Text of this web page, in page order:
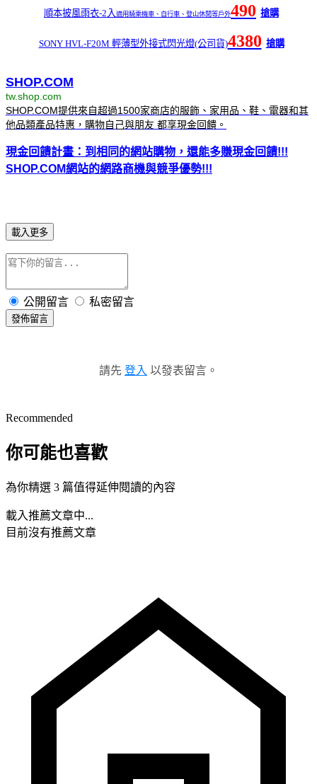
順本披風雨衣-2入 適用騎乘機車、自行車、登山休閒等戶外490 搶購
SONY HVL-F20M 輕薄型外接式閃光燈(公司貨)4380 搶購
SHOP.COM
tw.shop.com
SHOP.COM提供來自超過1500家商店的服飾、家用品、鞋、電器和其
他品類產品特惠，購物自己與朋友 都享現金回饋。
現金回饋計畫：到相同的網站購物，還能多賺現金回饋!!!
SHOP.COM網站的網路商機與競爭優勢!!!
載入更多
公開留言 私密留言
發佈留言
請先 登入 以發表留言。
Recommended
你可能也喜歡
為你精選 3 篇值得延伸閱讀的內容
載入推薦文章中...
目前沒有推薦文章